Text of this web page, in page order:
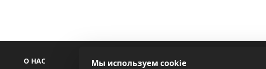
О НАС ИНФОРМАЦИЯ
Мы используем cookie